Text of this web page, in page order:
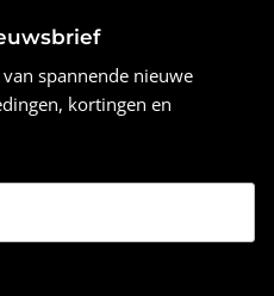
spannende nieuwe
kortingen en